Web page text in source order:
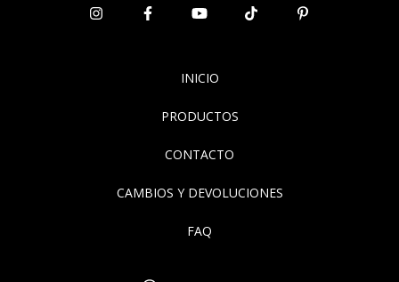
INICIO
PRODUCTOS
CONTACTO
CAMBIOS Y DEVOLUCIONES
FAQ